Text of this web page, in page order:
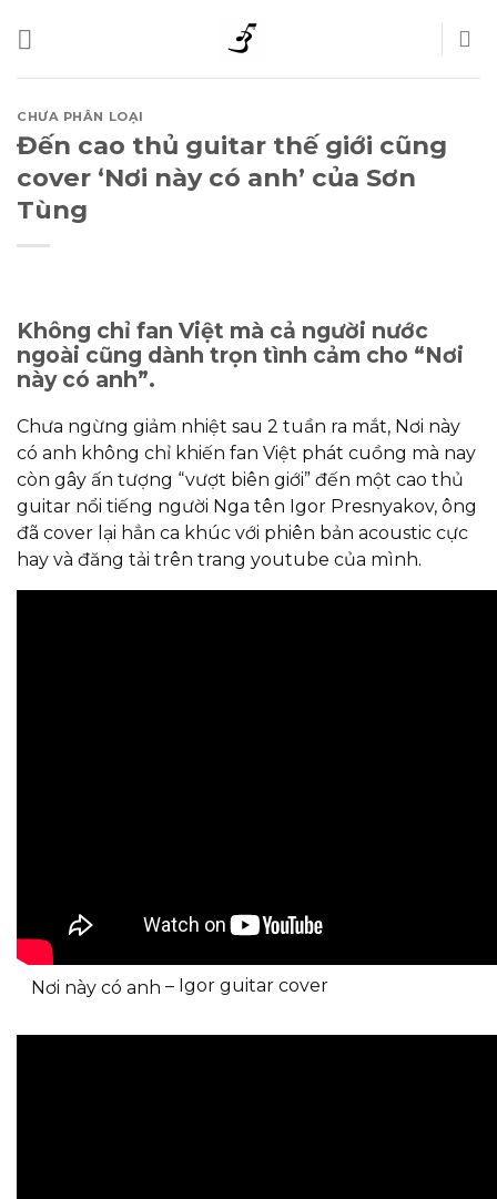
to
content
CHƯA PHÂN LOẠI
Đến cao thủ guitar thế giới cũng
cover ‘Nơi này có anh’ của Sơn
Tùng
Không chỉ fan Việt mà cả người nước
ngoài cũng dành trọn tình cảm cho “Nơi
này có anh”.
Chưa ngừng giảm nhiệt sau 2 tuần ra mắt, Nơi này
có anh không chỉ khiến fan Việt phát cuồng mà nay
còn gây ấn tượng “vượt biên giới” đến một cao thủ
guitar nổi tiếng người Nga tên Igor Presnyakov, ông
đã cover lại hẳn ca khúc với phiên bản acoustic cực
hay và đăng tải trên trang youtube của mình.
Nơi này có anh – Igor guitar cover